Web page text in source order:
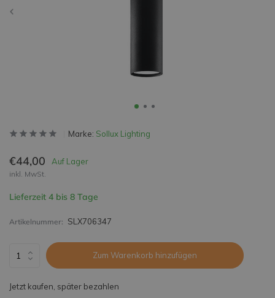
Marke: Sollux Lighting
€44,00 Auf Lager
inkl. MwSt.
Lieferzeit 4 bis 8 Tage
Artikelnummer: SLX706347
Zum Warenkorb hinzufügen
Jetzt kaufen, später bezahlen